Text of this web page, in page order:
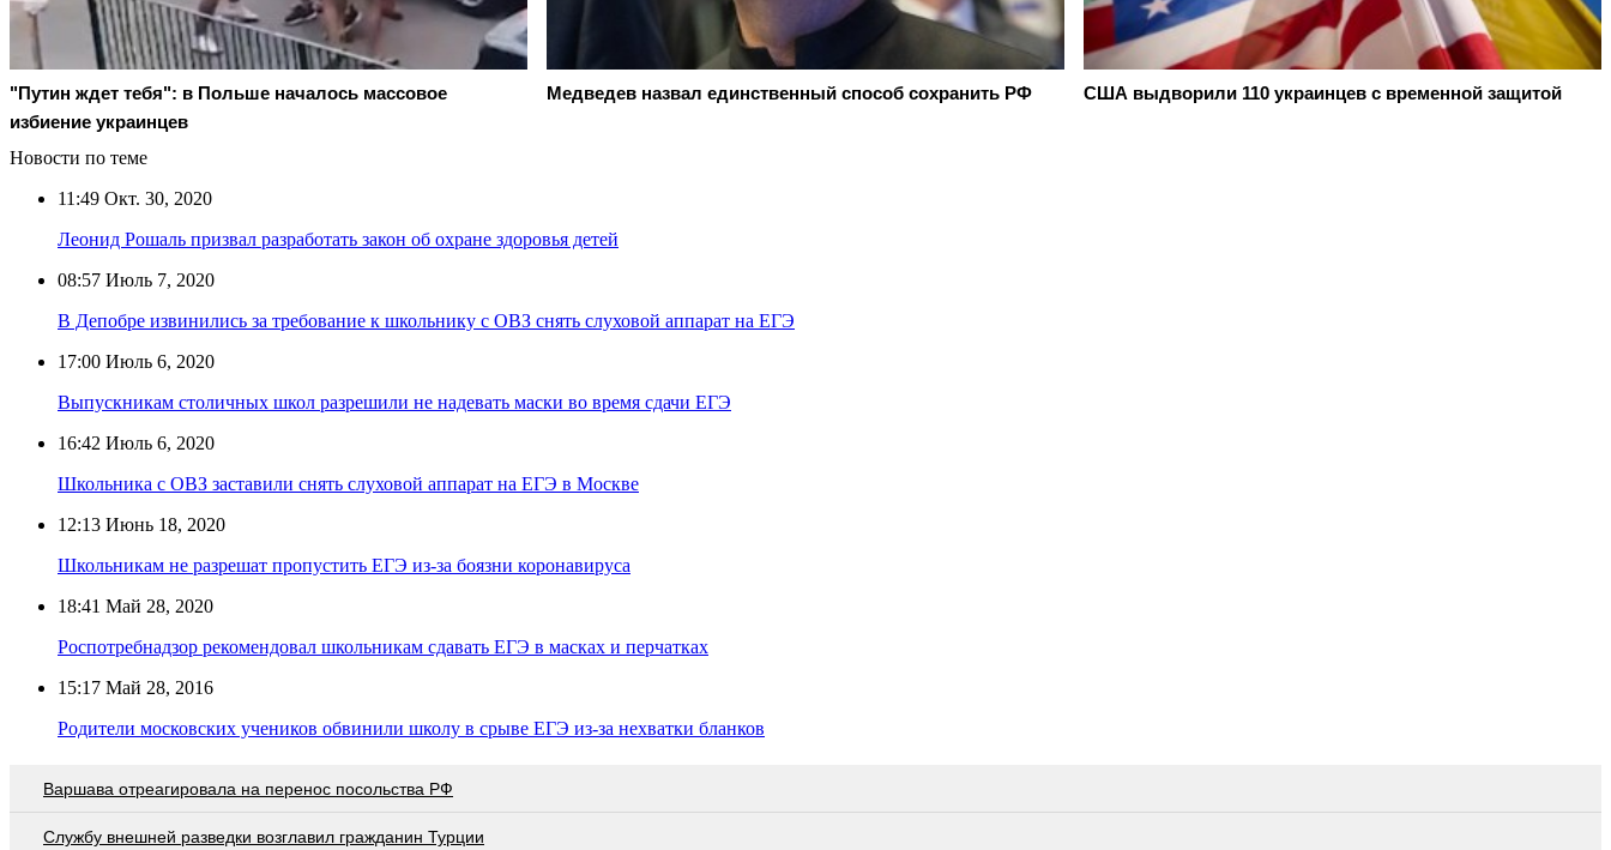
"Путин ждет тебя": в Польше началось массовое
избиение украинцев
Медведев назвал единственный способ сохранить РФ США выдворили 110 украинцев с временной защитой
Новости по теме
11:49 Окт. 30, 2020
Леонид Рошаль призвал разработать закон об охране здоровья детей
08:57 Июль 7, 2020
В Депобре извинились за требование к школьнику с ОВЗ снять слуховой аппарат на ЕГЭ
17:00 Июль 6, 2020
Выпускникам столичных школ разрешили не надевать маски во время сдачи ЕГЭ
16:42 Июль 6, 2020
Школьника с ОВЗ заставили снять слуховой аппарат на ЕГЭ в Москве
12:13 Июнь 18, 2020
Школьникам не разрешат пропустить ЕГЭ из-за боязни коронавируса
18:41 Май 28, 2020
Роспотребнадзор рекомендовал школьникам сдавать ЕГЭ в масках и перчатках
15:17 Май 28, 2016
Родители московских учеников обвинили школу в срыве ЕГЭ из-за нехватки бланков
Варшава отреагировала на перенос посольства РФ
Службу внешней разведки возглавил гражданин Турции